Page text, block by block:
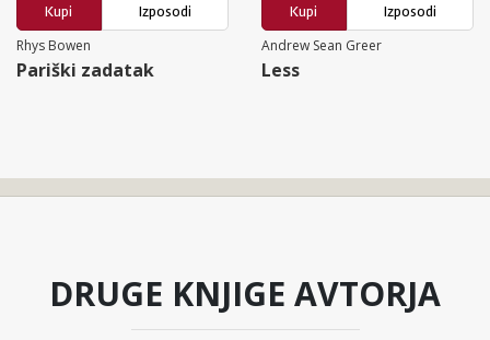
Kupi
Izposodi
Rhys Bowen
Pariški zadatak
Kupi
Izposodi
Andrew Sean Greer
Less
DRUGE KNJIGE AVTORJA